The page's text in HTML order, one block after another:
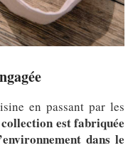
en passant par les
est fabriquée
dans le